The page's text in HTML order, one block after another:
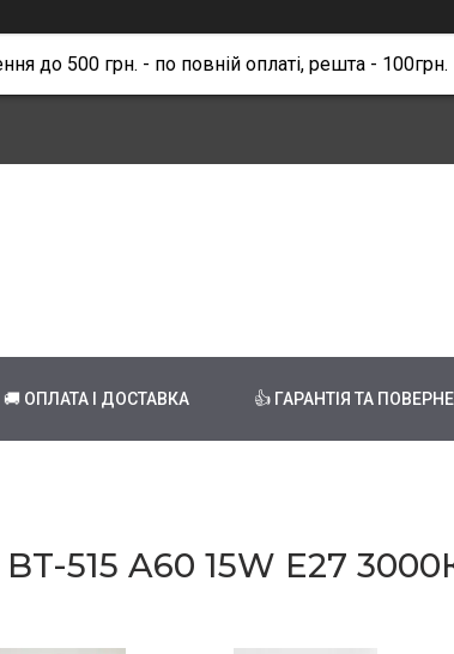
до 500 грн. - по повній оплаті, решта - 100грн.
🚚 ОПЛАТА І ДОСТАВКА 👍 ГАРАНТІЯ ТА
515 A60 15W E27